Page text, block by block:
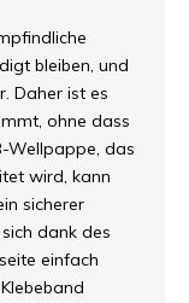
bleiben, und
Daher ist es
ohne dass
Wellpappe, das
wird, kann
sicherer
dank des
einfach